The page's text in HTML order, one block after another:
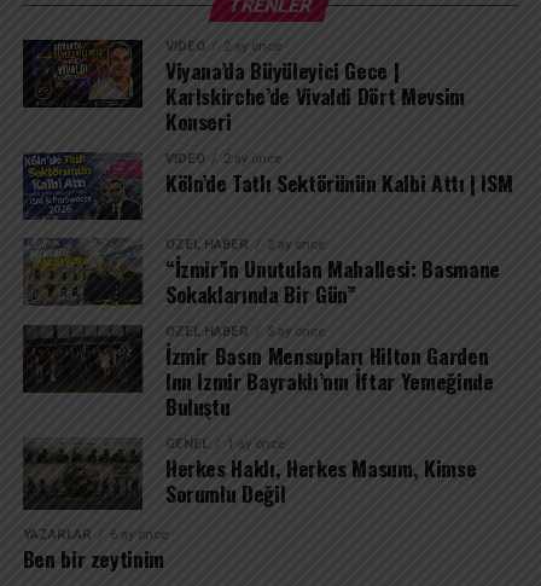
REKLAM
YENİ KİTABIM ÇIKTI!
“Bir Bavul Bir Umut” artık satışta!
Resmi Mağazam:
https://shop.umutyilmazkececi.com/
Amazon Almanya: https://amzn.eu/d/eylyOIe
#umutunrotaları
#izmir
#küçükköşk
#tarihiyerler
#tarih
#izmirgezisi
#travelvlog
#tarihimimari
#gezivideosu
#izmirtravel
#historicalplaces
#architecture
TRENLER
VIDEO 2 ay önce
Viyana’da Büyüleyici Gece |
Karlskirche’de Vivaldi Dört Mevsim
Konseri
VIDEO 2 ay önce
Köln’de Tatlı Sektörünün Kalbi Attı | ISM
ÖZEL HABER 2 ay önce
“İzmir’in Unutulan Mahallesi: Basmane
Sokaklarında Bir Gün”
ÖZEL HABER 5 ay önce
İzmir Basın Mensupları Hilton Garden
Inn Izmir Bayraklı’nın İftar Yemeğinde
Buluştu
GENEL 1 ay önce
Herkes Haklı, Herkes Masum, Kimse
Sorumlu Değil
YAZARLAR 6 ay önce
Ben bir zeytinim